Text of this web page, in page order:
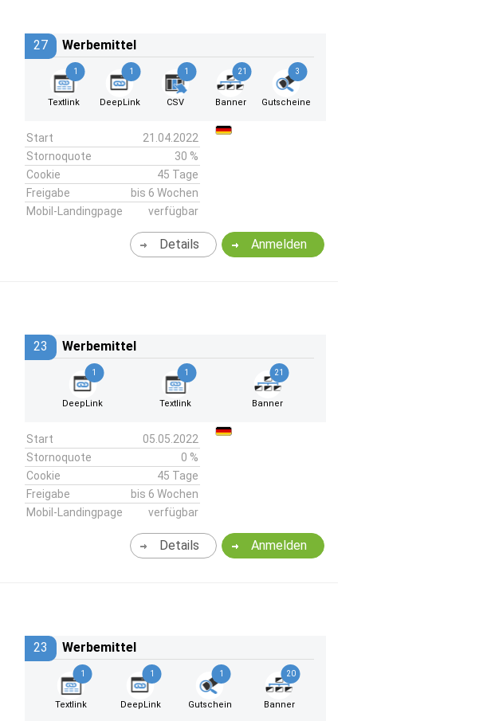
27 Werbemittel
1
Textlink
1
DeepLink
1
CSV
21
Banner
3
Gutscheine
Start
21.04.2022
Stornoquote
30 %
Cookie
45 Tage
Freigabe
bis 6 Wochen
Mobil-Landingpage
verfügbar
Anmelden
Details
23 Werbemittel
1
DeepLink
1
Textlink
21
Banner
Start
05.05.2022
Stornoquote
0 %
Cookie
45 Tage
Freigabe
bis 6 Wochen
Mobil-Landingpage
verfügbar
Anmelden
Details
23 Werbemittel
1
Textlink
1
DeepLink
1
Gutschein
20
Banner